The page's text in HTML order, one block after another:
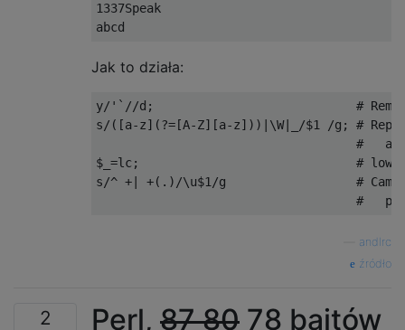
1337Speak
Jak to działa:
y/'`//d;                            #
s/([a-z](?=[A-Z][a-z]))|\W|_/$1 /g; #
#   a
$_=lc;                              # lower
s/^ +| +(.)/\u$1/g                  #
andlrc
źródło
2 Perl, 8780 78 bajtów